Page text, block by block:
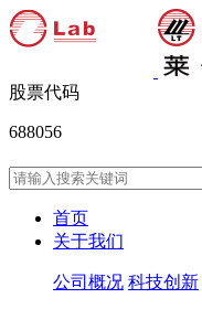
股票代码
688056
首页
关于我们
公司概况 科技创新